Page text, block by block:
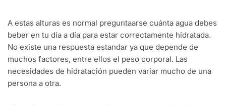
A estas alturas es normal preguntaarse cuánta agua debes
beber en tu día a día para estar correctamente hidratada.
No existe una respuesta estandar ya que depende de
muchos factores, entre ellos el peso corporal. Las
necesidades de hidratación pueden variar mucho de una
persona a otra.